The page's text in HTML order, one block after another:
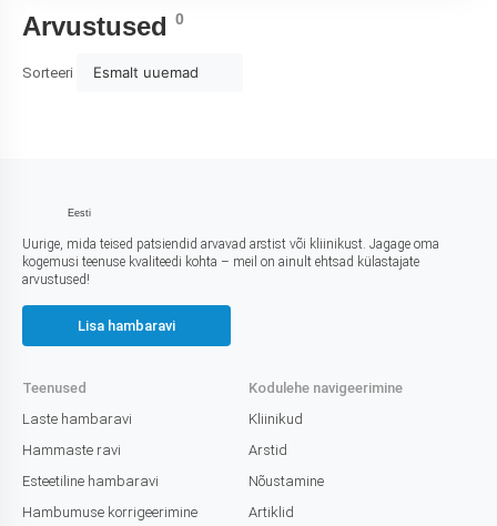
Arvustused 0
Sorteeri Esmalt uuemad
Eesti
Uurige, mida teised patsiendid arvavad arstist või kliinikust. Jagage oma
kogemusi teenuse kvaliteedi kohta – meil on ainult ehtsad külastajate
arvustused!
Lisa hambaravi
Teenused
Laste hambaravi
Hammaste ravi
Esteetiline hambaravi
Hambumuse korrigeerimine
Kodulehe navigeerimine
Kliinikud
Arstid
Nõustamine
Artiklid